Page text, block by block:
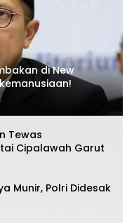
di New
Tewas
Cipalawah Garut
Munir, Polri Didesak